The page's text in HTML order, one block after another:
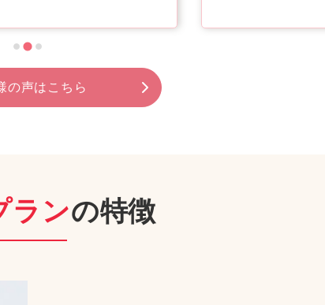
の声はこちら
ランの特徴